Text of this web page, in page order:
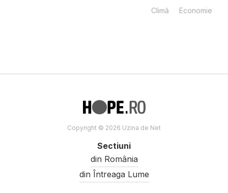
Climă Economie
Copyright © 2026 Uzina de Net
Sectiuni
din România
din Întreaga Lume